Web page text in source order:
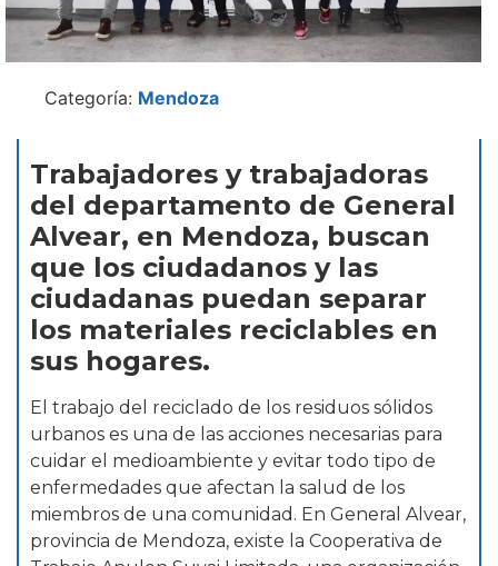
Categoría: Mendoza
Trabajadores y trabajadoras
del departamento de General
Alvear, en Mendoza, buscan
que los ciudadanos y las
ciudadanas puedan separar
los materiales reciclables en
sus hogares.
El trabajo del reciclado de los residuos sólidos
urbanos es una de las acciones necesarias para
cuidar el medioambiente y evitar todo tipo de
enfermedades que afectan la salud de los
miembros de una comunidad. En General Alvear,
provincia de Mendoza, existe la Cooperativa de